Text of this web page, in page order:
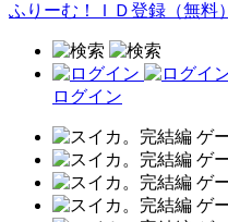
ふりーむ！ＩＤ登録（無料）
ログイン